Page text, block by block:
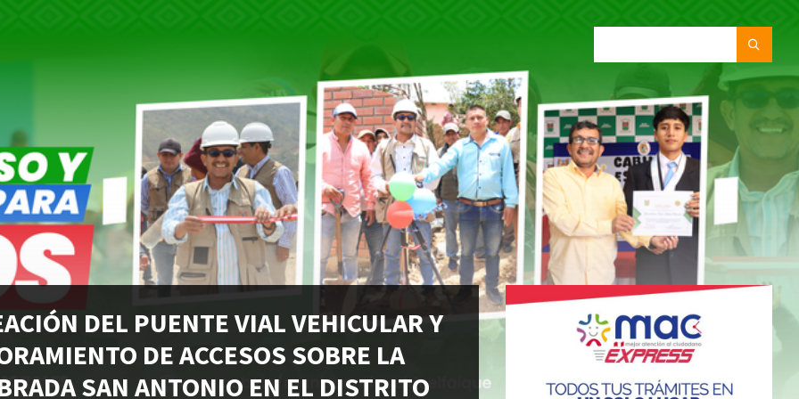
DEL PUENTE VIAL VEHICULAR Y
DE ACCESOS SOBRE LA
SAN ANTONIO EN EL DISTRITO